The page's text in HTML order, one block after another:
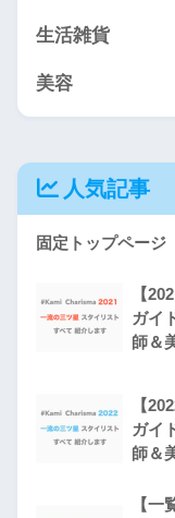
生活雑貨
美容
人気記事
固定トップページ
【
ガイ
師＆
【
ガイ
師＆
【